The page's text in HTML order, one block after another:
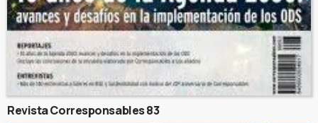
Revista Corresponsables 83